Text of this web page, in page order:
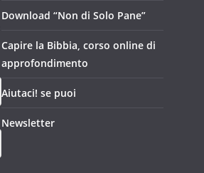
Download “Non di Solo Pane”
Capire la Bibbia, corso online di
approfondimento
Aiutaci! se puoi
Newsletter